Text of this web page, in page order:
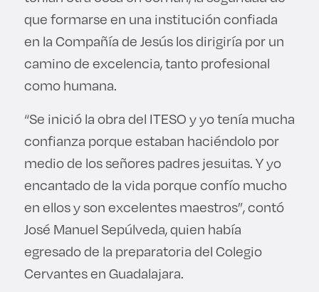
que formarse en una institución confiada
en la Compañía de Jesús los dirigiría por un
camino de excelencia, tanto profesional
como humana.
“Se inició la obra del ITESO y yo tenía mucha
confianza porque estaban haciéndolo por
medio de los señores padres jesuitas. Y yo
encantado de la vida porque confío mucho
en ellos y son excelentes maestros”, contó
José Manuel Sepúlveda, quien había
egresado de la preparatoria del Colegio
Cervantes en Guadalajara.